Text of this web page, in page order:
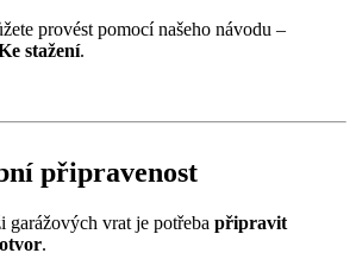
provést pomocí našeho návodu –
stažení.
připravenost
garážových vrat je potřeba připravit
.